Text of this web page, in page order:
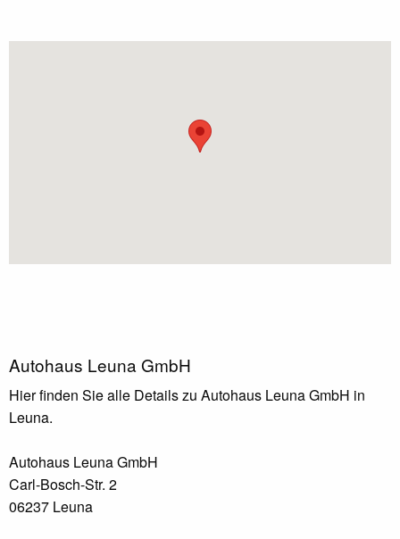
Autohaus Leuna GmbH
Hier finden Sie alle Details zu Autohaus Leuna GmbH in
Leuna.
Autohaus Leuna GmbH
Carl-Bosch-Str. 2
06237 Leuna